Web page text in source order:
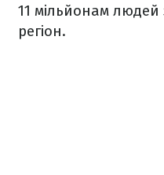
11 мільйонам
регіон.